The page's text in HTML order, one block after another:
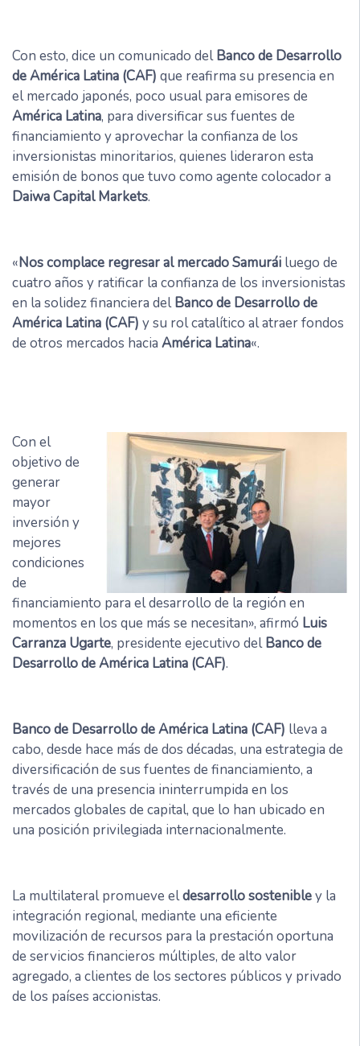
Con esto, dice un comunicado delBanco de Desarrollo
de América Latina (CAF) que reafirma su presencia en
el mercado japonés, poco usual para emisores de
América Latina, para diversificar sus fuentes de
financiamiento y aprovechar la confianza de los
inversionistas minoritarios, quienes lideraron esta
emisión de bonos que tuvo como agente colocador a
Daiwa Capital Markets.
«Nos complace regresar al mercado Samurái luego de
cuatro años y ratificar la confianza de los inversionistas
en la solidez financiera delBanco de Desarrollo de
América Latina (CAF) y su rol catalítico al atraer fondos
de otros mercados hacia América Latina«.
Con el
objetivo de
generar
mayor
inversión y
mejores
condiciones
de
financiamiento para el desarrollo de la región en
momentos en los que más se necesitan», afirmó Luis
Carranza Ugarte, presidente ejecutivo delBanco de
Desarrollo de América Latina (CAF).
Banco de Desarrollo de América Latina (CAF) lleva a
cabo, desde hace más de dos décadas, una estrategia de
diversificación de sus fuentes de financiamiento, a
través de una presencia ininterrumpida en los
mercados globales de capital, que lo han ubicado en
una posición privilegiada internacionalmente.
La multilateral promueve eldesarrollo sostenibley la
integración regional, mediante una eficiente
movilización de recursos para la prestación oportuna
de servicios financieros múltiples, de alto valor
agregado, a clientes de los sectores públicos y privado
de los países accionistas.